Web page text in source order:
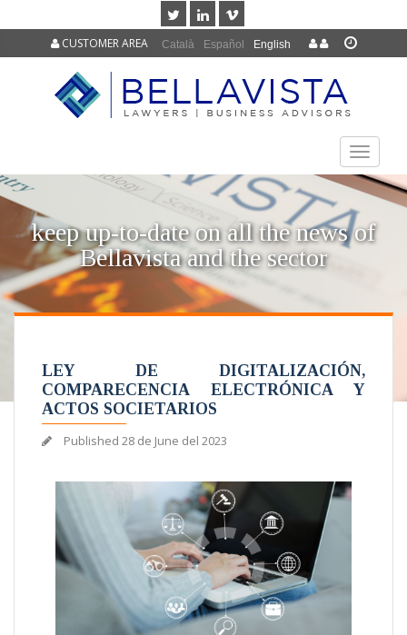
Català Español English
CUSTOMER AREA
TOGGLE
keep up-to-date on all the news of
Bellavista and the sector
LEY DE DIGITALIZACIÓN,
COMPARECENCIA ELECTRÓNICA Y
ACTOS SOCIETARIOS
Published 28 de June del 2023